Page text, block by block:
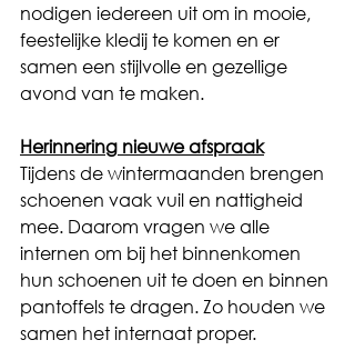
nodigen iedereen uit om in mooie,
feestelijke kledij te komen en er
samen een stijlvolle en gezellige
avond van te maken.
Herinnering nieuwe afspraak
Tijdens de wintermaanden brengen
schoenen vaak vuil en nattigheid
mee. Daarom vragen we alle
internen om bij het binnenkomen
hun schoenen uit te doen en binnen
pantoffels te dragen. Zo houden we
samen het internaat proper.